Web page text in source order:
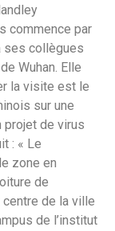
commence par
ses collègues
Wuhan. Elle
la visite est le
sur une
projet de virus
: « Le
zone en
de
centre de la ville
de l’institut